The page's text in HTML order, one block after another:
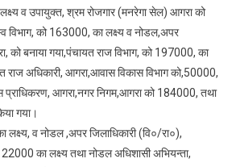
व उपायुक्त, श्रम रोजगार (मनरेगा सेल) आगरा को
विभाग, को 163000, का लक्ष्य व नोडल,अपर
को बनाया गया,पंचायत राज विभाग, को 197000, का
राज अधिकारी, आगरा,आवास विकास विभाग को,50000,
प्राधिकरण, आगरा,नगर निगम,आगरा को 184000, तथा
गया।
लक्ष्य, व नोडल ,अपर जिलाधिकारी (वि०/रा०),
22000 का लक्ष्य तथा नोडल अधिशासी अभियन्ता,